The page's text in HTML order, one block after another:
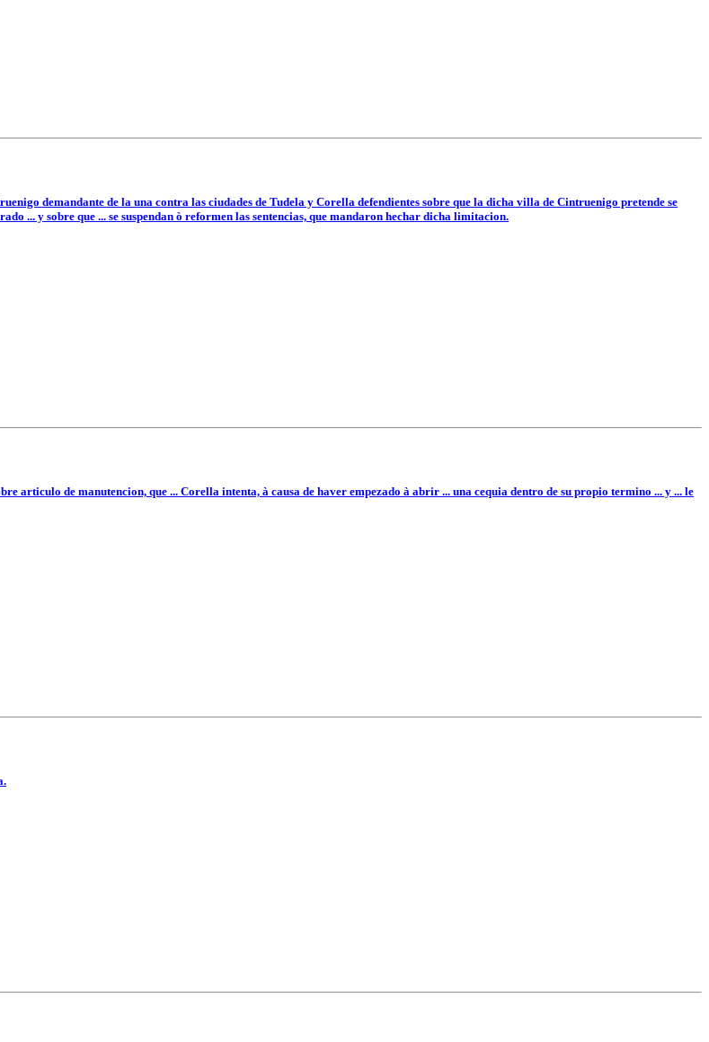
demandante de la una contra las ciudades de Tudela y Corella defendientes sobre que la dicha villa de Cintruenigo pretende se
... y sobre que ... se suspendan ò reformen las sentencias, que mandaron hechar dicha limitacion.
articulo de manutencion, que ... Corella intenta, à causa de haver empezado à abrir ... una cequia dentro de su propio termino ... y ... le